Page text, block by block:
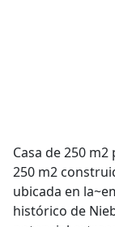
Casa de 250
250 m2
ubicada en
histórico de